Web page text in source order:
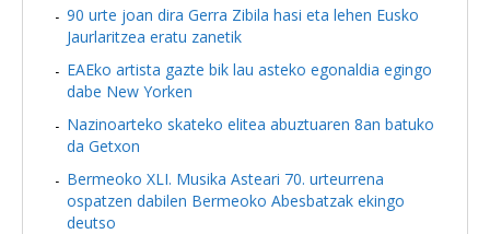
90 urte joan dira Gerra Zibila hasi eta lehen Eusko
Jaurlaritzea eratu zanetik
EAEko artista gazte bik lau asteko egonaldia egingo
dabe New Yorken
Nazinoarteko skateko elitea abuztuaren 8an batuko
da Getxon
Bermeoko XLI. Musika Asteari 70. urteurrena
ospatzen dabilen Bermeoko Abesbatzak ekingo
deutso